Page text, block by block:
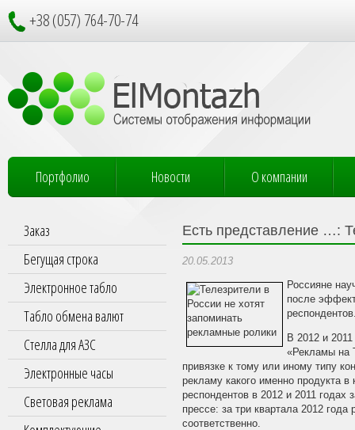
+38 (057) 764-70-74
Портфолио Новости О компании
Заказ
Бегущая строка
Электронное табло
Табло обмена валют
Стелла для АЗС
Электронные часы
Световая реклама
Есть представление …:
20.05.2013
Россияне
после
В 2012 и
«Рекламы на
привязке к тому или иному типу
рекламу какого именно продукта
респондентов в 2012 и 2011
прессе: за три квартала 2012
соответственно.